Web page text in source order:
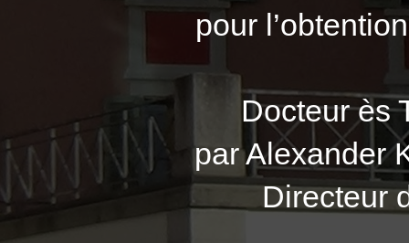
pour
Docteur ès
par Alexander
Directeur